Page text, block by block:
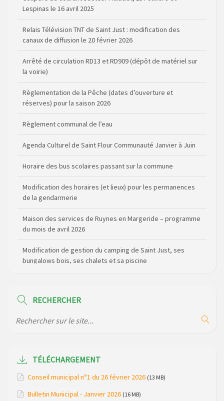
Lespinas le 16 avril 2025
Relais Télévision TNT de Saint Just : modification des
canaux de diffusion le 20 février 2026
Arrêté de circulation RD13 et RD909 (dépôt de matériel sur
la voirie)
Règlementation de la Pêche (dates d’ouverture et
réserves) pour la saison 2026
Règlement communal de l’eau
Agenda Culturel de Saint Flour Communauté Janvier à Juin
Horaire des bus scolaires passant sur la commune
Modification des horaires (et lieux) pour les permanences
de la gendarmerie
Maison des services de Ruynes en Margeride – programme
du mois de avril 2026
Modification de gestion du camping de Saint Just, ses
bungalows bois, ses chalets et sa piscine
2026
Intervention sur le réseau d’eau de Loubaresse les 19 et 20
mars 2026
RECHERCHER
TÉLÉCHARGEMENT
Conseil municipal n°1 du 26 février 2026 (13 MB)
Bulletin Municipal - Janvier 2026 (16 MB)